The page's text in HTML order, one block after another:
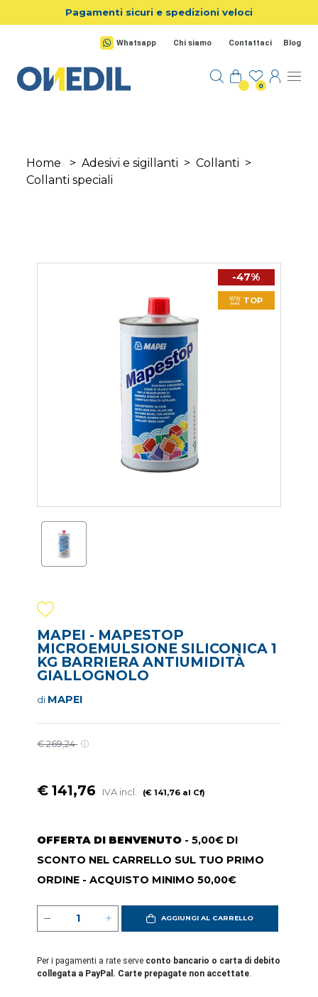
Salta al contenuto principale
Pagamenti sicuri e spedizioni veloci
Whatsapp Chi siamo Contattaci Blog
0
Home > Adesivi e sigillanti > Collanti >
Collanti speciali
-47%
TOP
MAPEI - MAPESTOP
MICROEMULSIONE SILICONICA 1
KG BARRIERA ANTIUMIDITÀ
GIALLOGNOLO
di MAPEI
€ 269,24
€ 141,76 IVA incl. (€ 141,76 al Cf)
OFFERTA DI BENVENUTO - 5,00€ DI
SCONTO NEL CARRELLO SUL TUO PRIMO
ORDINE - ACQUISTO MINIMO 50,00€
AGGIUNGI AL CARRELLO
Per i pagamenti a rate serve conto bancario o carta di debito
collegata a PayPal. Carte prepagate non accettate.